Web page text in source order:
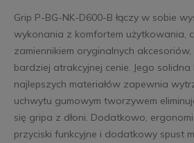
Grip P-BG-NK-D600-B łączy w sobie
wykonania z komfortem użytkowania,
zamiennikiem oryginalnych
bardziej atrakcyjnej cenie. Jego
najlepszych materiałów zapewnia
uchwytu gumowym tworzywem
się gripa z dłoni. Dodatkowo,
przyciski funkcyjne i dodatkowy spust